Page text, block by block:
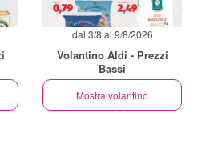
dal 3/8 al 9/8/2026
Volantino Aldi - Prezzi
Bassi
Mostra volantino